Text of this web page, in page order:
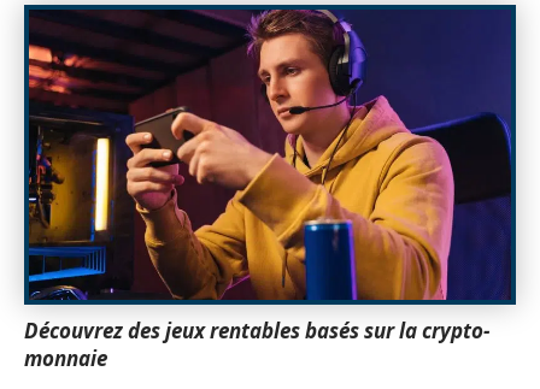
Découvrez des jeux rentables basés sur la crypto-
monnaie